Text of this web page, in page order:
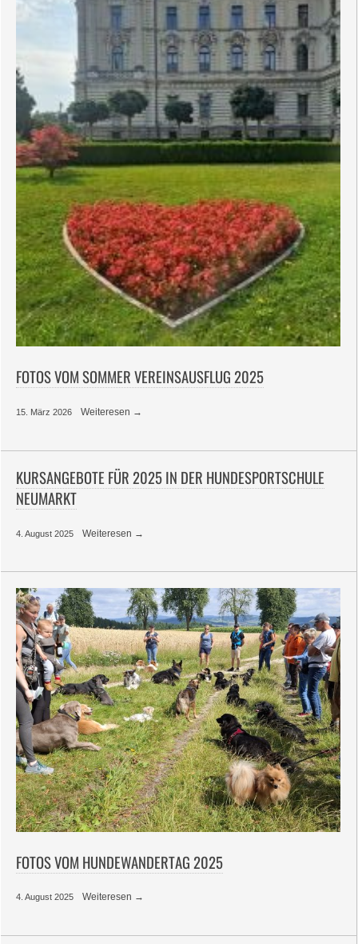
FOTOS VOM SOMMER VEREINSAUSFLUG 2025
15. März 2026 Weiteresen →
KURSANGEBOTE FÜR 2025 IN DER HUNDESPORTSCHULE
NEUMARKT
4. August 2025 Weiteresen →
FOTOS VOM HUNDEWANDERTAG 2025
4. August 2025 Weiteresen →